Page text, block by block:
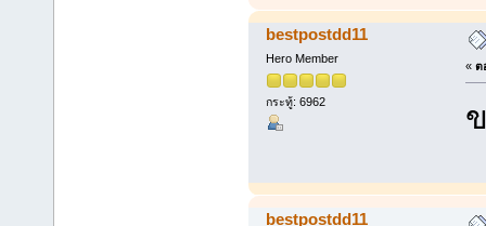
bestpostdd11
Hero Member
กระทู้: 6962
« ต
bestpostdd11